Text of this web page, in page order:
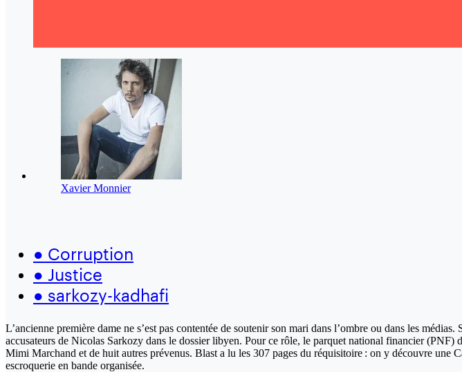
Xavier Monnier
● Corruption
● Justice
● sarkozy-kadhafi
L’ancienne première dame ne s’est pas contentée de soutenir son mari dans l’ombre ou dans les
accusateurs de Nicolas Sarkozy dans le dossier libyen. Pour ce rôle, le parquet national financier
Mimi Marchand et de huit autres prévenus. Blast a lu les 307 pages du réquisitoire : on y découvre
escroquerie en bande organisée.